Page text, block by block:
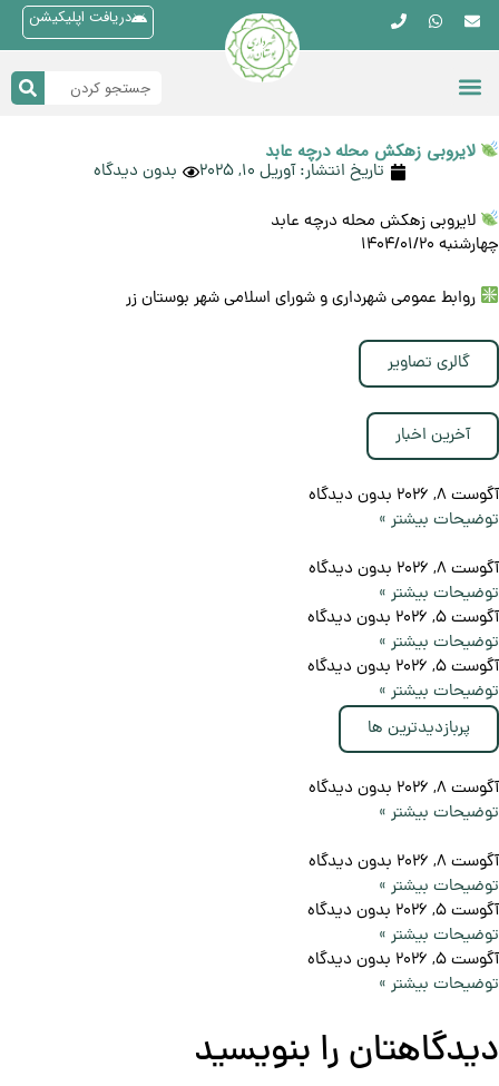
دریافت اپلیکیشن
لایروبی زهکش محله درچه عابد
تاریخ انتشار: آوریل 10, 2025
بدون دیدگاه
لایروبی زهکش محله درچه عابد
چهارشنبه ۱۴۰۴/۰۱/۲۰
روابط عمومی شهرداری و شورای اسلامی شهر بوستان زر
گالری تصاویر
آخرین اخبار
آگوست 8, 2026
بدون دیدگاه
توضیحات بیشتر »
آگوست 8, 2026
بدون دیدگاه
توضیحات بیشتر »
آگوست 5, 2026
بدون دیدگاه
توضیحات بیشتر »
آگوست 5, 2026
بدون دیدگاه
توضیحات بیشتر »
پربازدیدترین ها
آگوست 8, 2026
بدون دیدگاه
توضیحات بیشتر »
آگوست 8, 2026
بدون دیدگاه
توضیحات بیشتر »
آگوست 5, 2026
بدون دیدگاه
توضیحات بیشتر »
آگوست 5, 2026
بدون دیدگاه
توضیحات بیشتر »
دیدگاهتان را بنویسید